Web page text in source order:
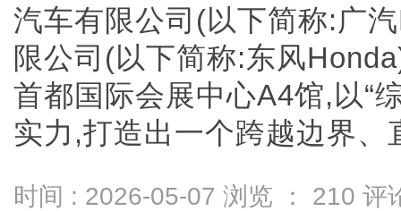
汽车有限公司(以下简称:广
限公司(以下简称:东风
首都国际会展中心A4馆,以“
实力,打造出一个跨越边界、
时间 : 2026-05-07 浏览 ： 210 评